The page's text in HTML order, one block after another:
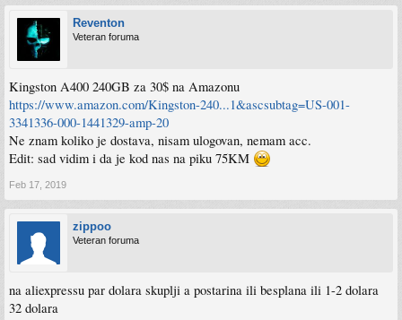
Reventon
Veteran foruma
Kingston A400 240GB za 30$ na Amazonu
https://www.amazon.com/Kingston-240...1&ascsubtag=US-001-
3341336-000-1441329-amp-20
Ne znam koliko je dostava, nisam ulogovan, nemam acc.
Edit: sad vidim i da je kod nas na piku 75KM
Feb 17, 2019
zippoo
Veteran foruma
na aliexpressu par dolara skuplji a postarina ili besplana ili 1-2 dolara
32 dolara